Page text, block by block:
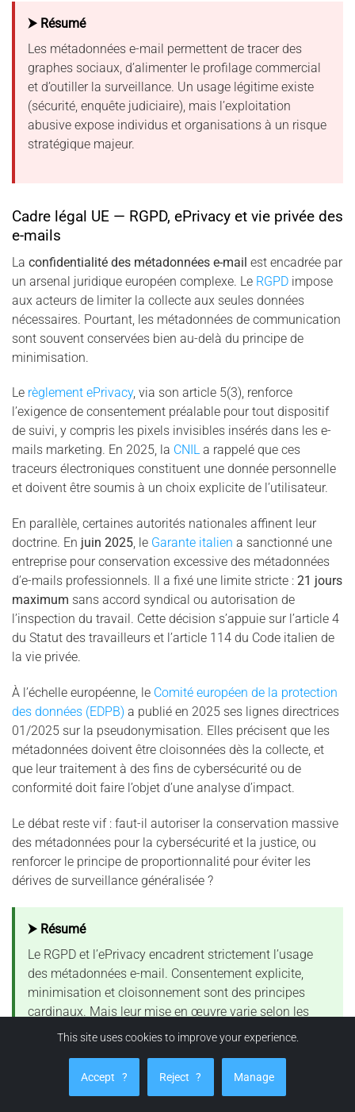
⮞ Résumé
Les métadonnées e-mail permettent de tracer des
graphes sociaux, d’alimenter le profilage commercial
et d’outiller la surveillance. Un usage légitime existe
(sécurité, enquête judiciaire), mais l’exploitation
abusive expose individus et organisations à un risque
stratégique majeur.
Cadre légal UE — RGPD, ePrivacy et vie privée des
e-mails
La confidentialité des métadonnées e-mail est encadrée par
un arsenal juridique européen complexe. Le RGPD impose
aux acteurs de limiter la collecte aux seules données
nécessaires. Pourtant, les métadonnées de communication
sont souvent conservées bien au-delà du principe de
minimisation.
Le règlement ePrivacy, via son article 5(3), renforce
l’exigence de consentement préalable pour tout dispositif
de suivi, y compris les pixels invisibles insérés dans les e-
mails marketing. En 2025, la CNIL a rappelé que ces
traceurs électroniques constituent une donnée personnelle
et doivent être soumis à un choix explicite de l’utilisateur.
En parallèle, certaines autorités nationales affinent leur
doctrine. En juin 2025, le Garante italien a sanctionné une
entreprise pour conservation excessive des métadonnées
d’e-mails professionnels. Il a fixé une limite stricte : 21 jours
maximum sans accord syndical ou autorisation de
l’inspection du travail. Cette décision s’appuie sur l’article 4
du Statut des travailleurs et l’article 114 du Code italien de
la vie privée.
À l’échelle européenne, le Comité européen de la protection
des données (EDPB) a publié en 2025 ses lignes directrices
01/2025 sur la pseudonymisation. Elles précisent que les
métadonnées doivent être cloisonnées dès la collecte, et
que leur traitement à des fins de cybersécurité ou de
conformité doit faire l’objet d’une analyse d’impact.
Le débat reste vif : faut-il autoriser la conservation massive
des métadonnées pour la cybersécurité et la justice, ou
renforcer le principe de proportionnalité pour éviter les
dérives de surveillance généralisée ?
⮞ Résumé
Le RGPD et l’ePrivacy encadrent strictement l’usage
des métadonnées e-mail. Consentement explicite,
minimisation et cloisonnement sont des principes
cardinaux. Mais leur mise en œuvre varie selon les
États. Entre sécurité, droit du travail et vie privée,
This site uses cookies to improve your experience.
Accept ? Reject ? Manage